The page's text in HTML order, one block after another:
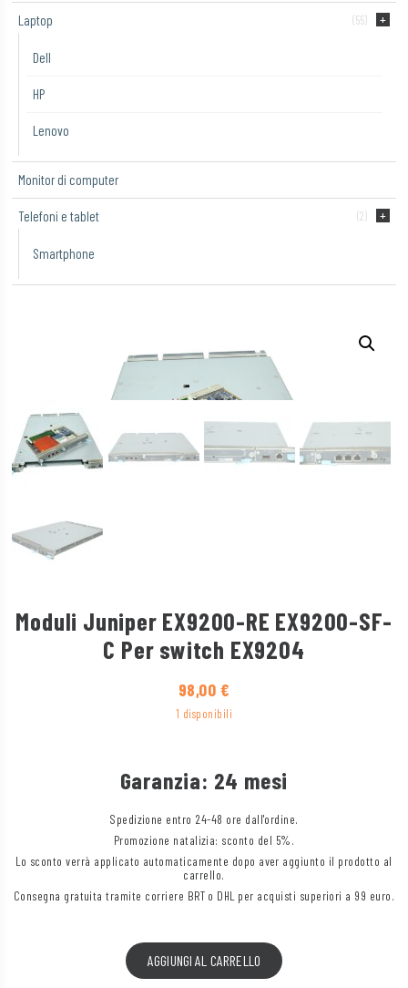
Laptop (55)
Dell
HP
Lenovo
Monitor di computer
Telefoni e tablet (2)
Smartphone
Moduli Juniper EX9200-RE EX9200-SF-
C Per switch EX9204
98,00 €
1 disponibili
Garanzia: 24 mesi
Spedizione entro 24-48 ore dall'ordine.
Promozione natalizia: sconto del 5%.
Lo sconto verrà applicato automaticamente dopo aver aggiunto il prodotto al
carrello.
Consegna gratuita tramite corriere BRT o DHL per acquisti superiori a 99 euro.
AGGIUNGI AL CARRELLO